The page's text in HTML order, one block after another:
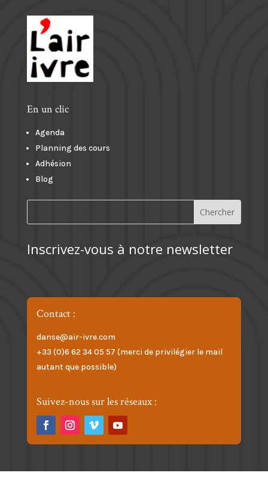
En un clic
Agenda
Planning des cours
Adhésion
Blog
Inscrivez-vous à notre newsletter
Contact :
danse@air-ivre.com
+33 (0)6 62 34 05 57 (merci de privilégier le mail
autant que possible)
Suivez-nous sur les réseaux :